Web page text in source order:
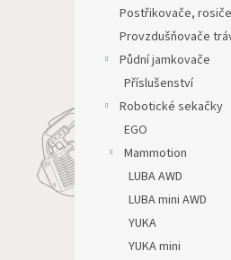
Postřikovače, rosiče
Provzdušňovače
Půdní jamkovače
Příslušenství
Robotické sekačky
EGO
Mammotion
LUBA AWD
LUBA mini AWD
YUKA
YUKA mini